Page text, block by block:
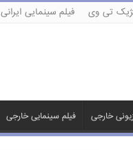
تی وی فیلم سینمایی ایرانی
خارجی فیلم سینمایی خارجی